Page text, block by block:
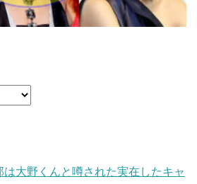
は大野くんと噂された実在したキャ